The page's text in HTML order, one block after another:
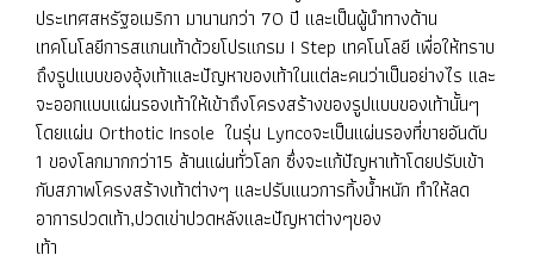
ประเทศสหรัฐอเมริกา มานานกว่า 70 ปี และเป็นผู้นำทางด้าน
เทคโนโลยีการสแกนเท้าด้วยโปรแกรม I Step เทคโนโลยี เพื่อให้ทราบ
ถึงรูปแบบของอุ้งเท้าและปัญหาของเท้าในแต่ละคนว่าเป็นอย่างไร และ
จะออกแบบแผ่นรองเท้าให้เข้าถึงโครงสร้างของรูปแบบของเท้านั้นๆ
โดยแผ่น Orthotic Insole ในรุ่น Lyncoจะเป็นแผ่นรองที่ขายอันดับ
1 ของโลกมากกว่า15 ล้านแผ่นทั่วโลก ซึ่งจะแก้ปัญหาเท้าโดยปรับเข้า
กับสภาพโครงสร้างเท้าต่างๆ และปรับแนวการทิ้งน้ำหนัก ทำให้ลด
อาการปวดเท้า,ปวดเข่าปวดหลังและปัญหาต่างๆของ
เท้า